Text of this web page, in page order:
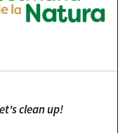
clean up!